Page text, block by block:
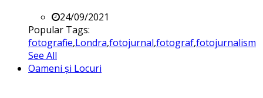
24/09/2021
Popular Tags:
fotografie,Londra,fotojurnal,fotograf,fotojurnalism
See All
Oameni și Locuri